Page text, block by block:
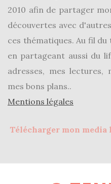
2010 afin de partager
découvertes avec
ces thématiques. Au fil
en partageant aussi du
adresses, mes
mes bons plans..
Mentions légales
Télécharger mon media